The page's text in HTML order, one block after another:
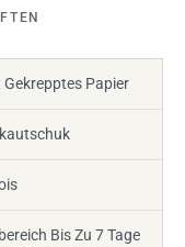
Gekrepptes Papier
Bis Zu 7 Tage